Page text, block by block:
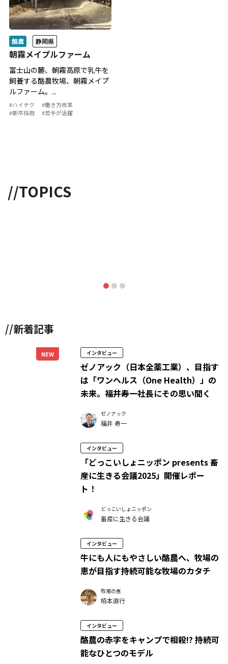
酪農 静岡県
朝霧メイプルファーム
富士山の麓、朝霧高原で乳牛を
飼養する酪農牧場、朝霧メイプ
ルファーム。...
#ハイテク
#働き方改革
#新卒採用
#若手が活躍
//TOPICS
//新着記事
NEW インタビュー
ゼノアック（日本全薬工業）、目指す
は「ワンヘルス（One Health）」の
未来。福井寿一社長にその思い聞く
ゼノアック
福井 寿一
インタビュー
「どっこいしょニッポン presents 畜
産に生きる会議2025」開催レポー
ト！
どっこいしょニッポン
畜産に生きる会議
インタビュー
牛にも人にもやさしい酪農へ、牧場の
恵が目指す持続可能な牧場のカタチ
牧場の恵
栢本直行
インタビュー
酪農の赤字をキャンプで相殺!? 持続可
能なひとつのモデル